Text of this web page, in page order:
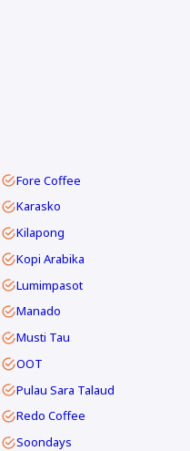
Fore Coffee
Karasko
Kilapong
Kopi Arabika
Lumimpasot
Manado
Musti Tau
OOT
Pulau Sara Talaud
Redo Coffee
Soondays